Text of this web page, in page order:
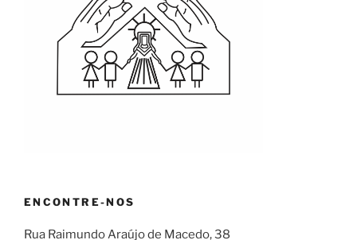
ENCONTRE-NOS
Rua Raimundo Araújo de Macedo, 38